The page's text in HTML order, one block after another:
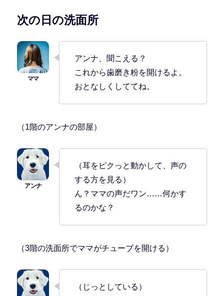
次の日の洗面所
アンナ、聞こえる？
これから歯磨き粉を開けるよ。
おとなしくしててね。
（1階のアンナの部屋）
（耳をピクっと動かして、声の
する方を見る）
ん？ママの声だワン……何かす
るのかな？
（3階の洗面所でママがチューブを開ける）
（じっとしている）